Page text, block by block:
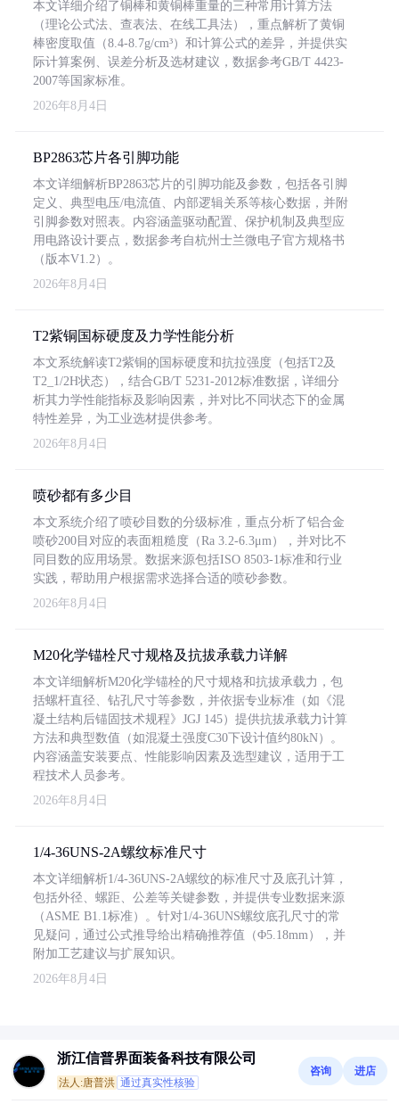
本文详细介绍了铜棒和黄铜棒重量的三种常用计算方法
（理论公式法、查表法、在线工具法），重点解析了黄铜
棒密度取值（8.4-8.7g/cm³）和计算公式的差异，并提供实
际计算案例、误差分析及选材建议，数据参考GB/T 4423-
2007等国家标准。
2026年8月4日
BP2863芯片各引脚功能
本文详细解析BP2863芯片的引脚功能及参数，包括各引脚
定义、典型电压/电流值、内部逻辑关系等核心数据，并附
引脚参数对照表。内容涵盖驱动配置、保护机制及典型应
用电路设计要点，数据参考自杭州士兰微电子官方规格书
（版本V1.2）。
2026年8月4日
T2紫铜国标硬度及力学性能分析
本文系统解读T2紫铜的国标硬度和抗拉强度（包括T2及
T2_1/2H状态），结合GB/T 5231-2012标准数据，详细分
析其力学性能指标及影响因素，并对比不同状态下的金属
特性差异，为工业选材提供参考。
2026年8月4日
喷砂都有多少目
本文系统介绍了喷砂目数的分级标准，重点分析了铝合金
喷砂200目对应的表面粗糙度（Ra 3.2-6.3μm），并对比不
同目数的应用场景。数据来源包括ISO 8503-1标准和行业
实践，帮助用户根据需求选择合适的喷砂参数。
2026年8月4日
M20化学锚栓尺寸规格及抗拔承载力详解
本文详细解析M20化学锚栓的尺寸规格和抗拔承载力，包
括螺杆直径、钻孔尺寸等参数，并依据专业标准（如《混
凝土结构后锚固技术规程》JGJ 145）提供抗拔承载力计算
方法和典型数值（如混凝土强度C30下设计值约80kN）。
内容涵盖安装要点、性能影响因素及选型建议，适用于工
程技术人员参考。
2026年8月4日
1/4-36UNS-2A螺纹标准尺寸
本文详细解析1/4-36UNS-2A螺纹的标准尺寸及底孔计算，
包括外径、螺距、公差等关键参数，并提供专业数据来源
（ASME B1.1标准）。针对1/4-36UNS螺纹底孔尺寸的常
见疑问，通过公式推导给出精确推荐值（Φ5.18mm），并
附加工艺建议与扩展知识。
2026年8月4日
浙江信普界面装备科技有限公司
法人:唐普洪 通过真实性核验
咨询 进店